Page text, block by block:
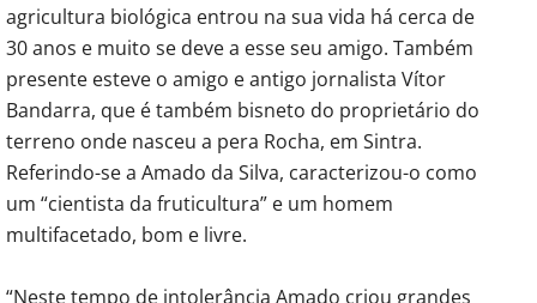
agricultura biológica entrou na sua vida há cerca de
30 anos e muito se deve a esse seu amigo. Também
presente esteve o amigo e antigo jornalista Vítor
Bandarra, que é também bisneto do proprietário do
terreno onde nasceu a pera Rocha, em Sintra.
Referindo-se a Amado da Silva, caracterizou-o como
um “cientista da fruticultura” e um homem
multifacetado, bom e livre.
“Neste tempo de intolerância Amado criou grandes